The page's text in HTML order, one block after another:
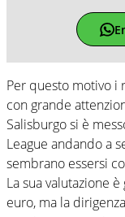
Per questo motivo i
con grande
Salisburgo si è
League andando a
sembrano essersi
La sua valutazione
euro, ma la